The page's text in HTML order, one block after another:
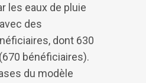
les eaux de pluie
des
dont 630
bénéficiaires).
du modèle